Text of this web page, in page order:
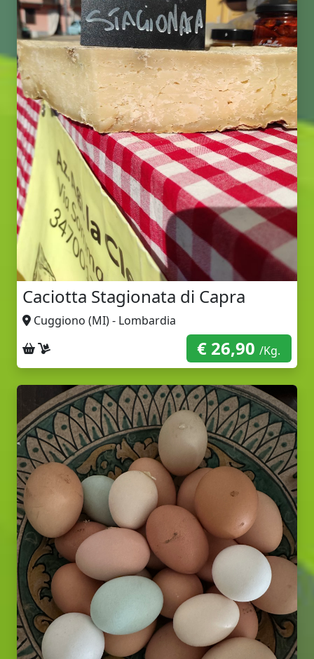
Caciotta Stagionata di Capra
Cuggiono (MI) - Lombardia
Ritiro sul posto
Consegna a domicilio € 26,90/Kg.